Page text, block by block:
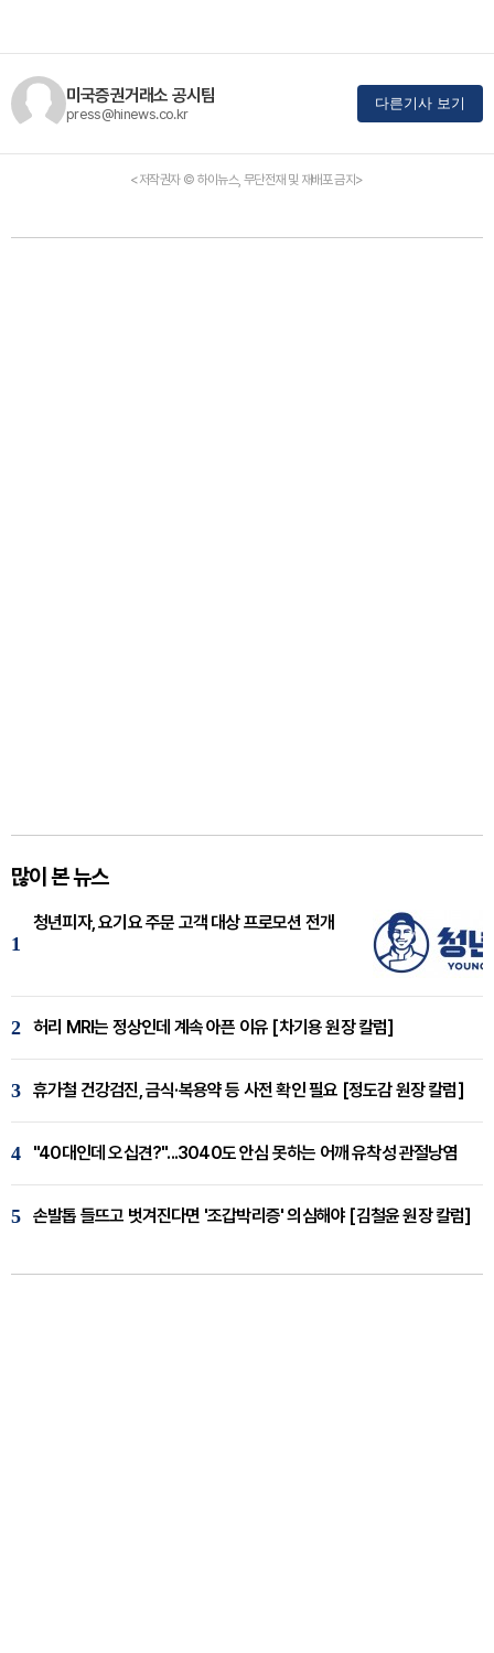
미국증권거래소 공시팀
press@hinews.co.kr
다른기사 보기
<저작권자 © 하이뉴스, 무단전재 및 재배포 금지>
많이 본 뉴스
1
청년피자, 요기요 주문 고객 대상 프로모션 전개
2 허리 MRI는 정상인데 계속 아픈 이유 [차기용 원장 칼럼]
3 휴가철 건강검진, 금식·복용약 등 사전 확인 필요 [정도감 원장 칼럼]
4 "40대인데 오십견?"...3040도 안심 못하는 어깨 유착성 관절낭염
5 손발톱 들뜨고 벗겨진다면 '조갑박리증' 의심해야 [김철윤 원장 칼럼]